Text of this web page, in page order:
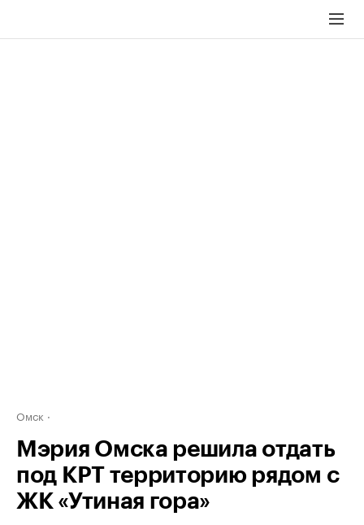
Омск
Мэрия Омска решила отдать
под КРТ территорию рядом с
ЖК «Утиная гора»